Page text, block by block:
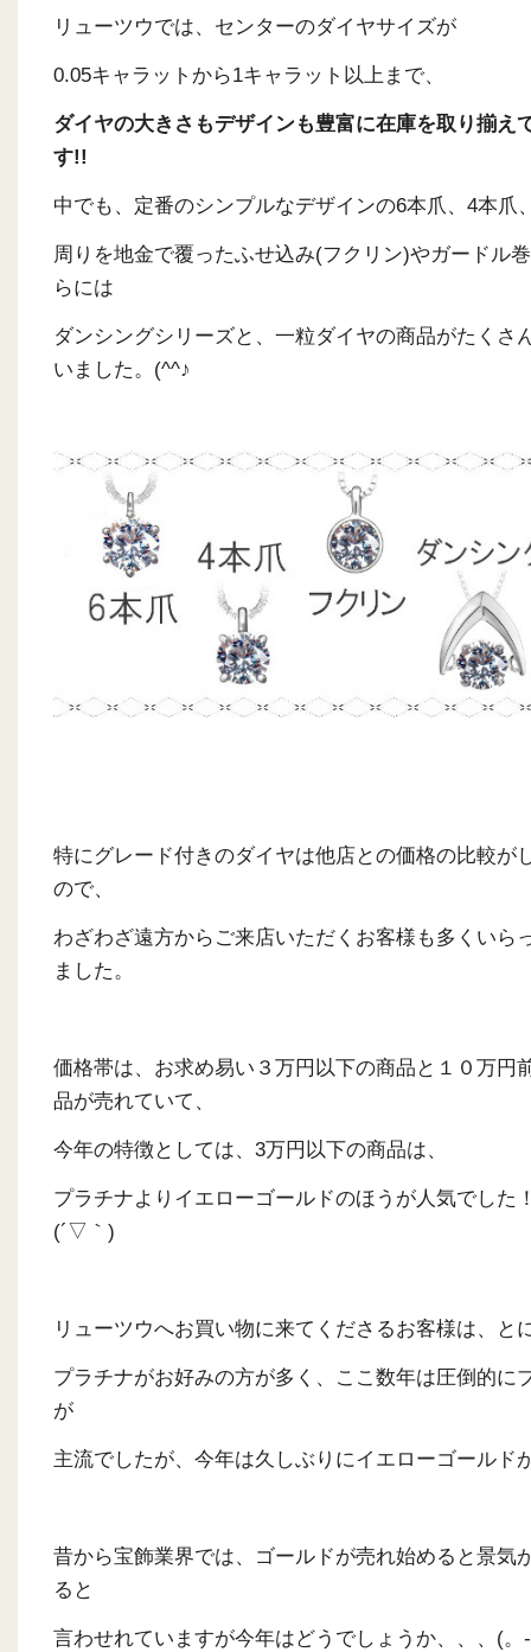
リューツウでは、センターのダイヤサイズが
0.05キャラットから1キャラット以上まで、
ダイヤの大きさもデザインも豊富に在庫を取り揃え
す!!
中でも、定番のシンプルなデザインの6本爪、4本爪
周りを地金で覆ったふせ込み(フクリン)やガードル
らには
ダンシングシリーズと、一粒ダイヤの商品がたくさ
いました。(^^♪
特にグレード付きのダイヤは他店との価格の比較が
ので、
わざわざ遠方からご来店いただくお客様も多くいら
ました。
価格帯は、お求め易い３万円以下の商品と１０万円
品が売れていて、
今年の特徴としては、3万円以下の商品は、
プラチナよりイエローゴールドのほうが人気でし
(´▽｀)
リューツウへお買い物に来てくださるお客様は、と
プラチナがお好みの方が多く、ここ数年は圧倒的に
が
主流でしたが、今年は久しぶりにイエローゴールド
昔から宝飾業界では、ゴールドが売れ始めると景気
ると
言わせれていますが今年はどうでしょうか、、、(。